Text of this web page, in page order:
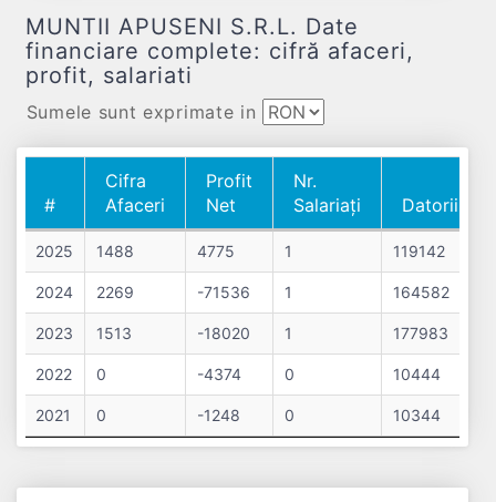
MUNTII APUSENI S.R.L. Date
financiare complete: cifră afaceri,
profit, salariati
Sumele sunt exprimate in
#
Cifra
Afaceri
Profit
Net
Nr.
Salariați
Datorii
#
Cifra
Afaceri
Profit
Net
Salariați
Datorii
2025 1488 4775 1 119142
2024 2269 -71536 1 164582
2023 1513 -18020 1 177983
2022 0 -4374 0 10444
2021 0 -1248 0 10344